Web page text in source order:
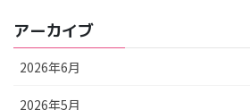
アーカイブ
2026年6月
2026年5月